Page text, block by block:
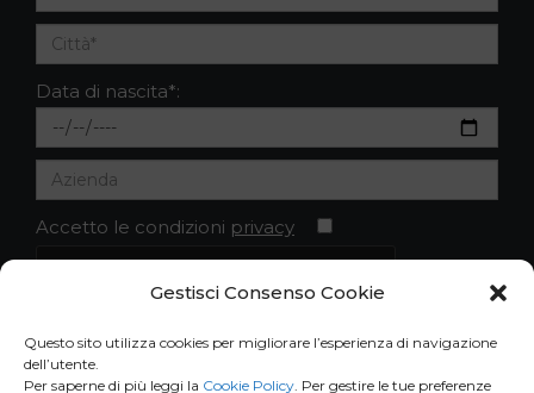
Gestisci Consenso Cookie
Questo sito utilizza cookies per migliorare l’esperienza di navigazione
dell’utente.
Per saperne di più leggi la Cookie Policy. Per gestire le tue preferenze
Data di nascita*:
Accetto le condizioni privacy